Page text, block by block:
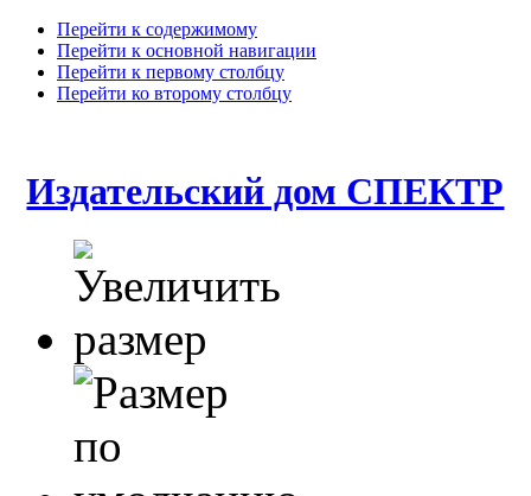
Перейти к содержимому
Перейти к основной навигации
Перейти к первому столбцу
Перейти ко второму столбцу
Издательский дом СПЕКТР